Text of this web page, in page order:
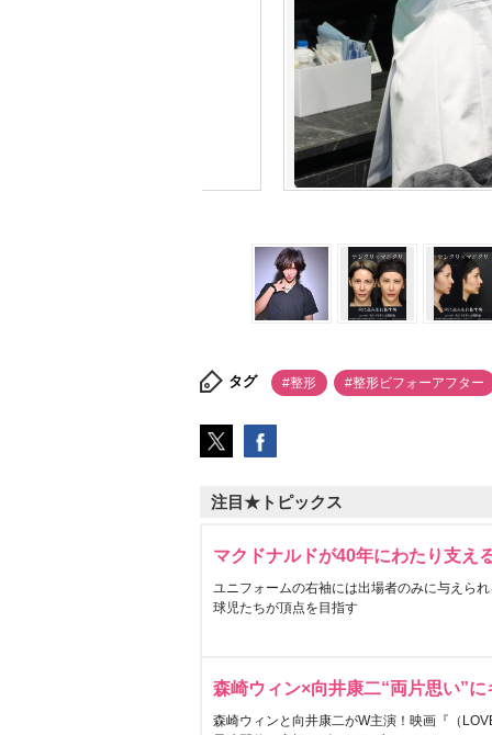
タグ #整形 #整形ビフォーアフター
注目★トピックス
マクドナルドが40年にわたり支え
ユニフォームの右袖には出場者のみに与えら
球児たちが頂点を目指す
森崎ウィン×向井康二“両片思い”
森崎ウィンと向井康二がW主演！映画『（